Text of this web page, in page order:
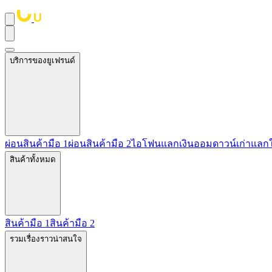
บริการของยูเฟรนด์
ผ่อนสินค้ามือ 1 ผ่อนสินค้ามือ 2ไอโฟนแลกเงินออมดาวน์เก่าแลก
สินค้าทั้งหมด
สินค้ามือ 1 สินค้ามือ 2
รวมเรื่องราวน่าสนใจ